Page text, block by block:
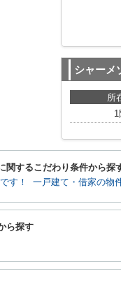
シャー
所
1
するこだわり条件から探
す！ 一戸建て・借家の物
ら探す